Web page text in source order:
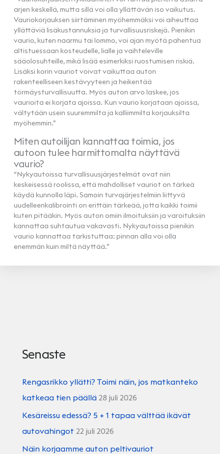
arjen keskellä, mutta sillä voi olla yllättävän iso vaikutus.
Vauriokorjauksen siirtäminen myöhemmäksi voi aiheuttaa
yllättäviä lisäkustannuksia ja turvallisuusriskejä. Pienikin
vaurio, kuten naarmu tai lommo, voi ajan myötä pahentua
altistuessaan kosteudelle, lialle ja vaihteleville
sääolosuhteille, mikä lisää esimerkiksi ruostumisen riskiä.
Lisäksi korin vauriot voivat vaikuttaa auton
rakenteelliseen kestävyyteen ja heikentää
törmäysturvallisuutta. Myös auton arvo laskee, jos
vaurioita ei korjata ajoissa. Kun vaurio korjataan ajoissa,
vältytään usein suuremmilta ja kalliimmilta korjauksilta
myöhemmin.”
Miten autoilijan kannattaa toimia, jos
autoon tulee harmittomalta näyttävä
vaurio?
“Nykyautoissa turvallisuusjärjestelmät ovat niin
keskeisessä roolissa, että mahdolliset vauriot on tärkeä
käydä kunnolla läpi. Samoin turvajärjestelmiin liittyvä
uudelleenkalibrointi on erittäin tärkeää, jotta kaikki toimii
kuten pitääkin. Myös auton omiin ilmoituksiin ja varoituksiin
kannattaa suhtautua vakavasti. Nykyautoissa pienikin
vaurio kannattaa tarkistuttaa: pinnan alla voi olla
enemmän kuin miltä näyttää.”
Senaste
Rengasrikko yllätti? Toimi näin, jos matkanteko
katkeaa tien päällä 28 juli 2026
Kesäreissu edessä? 5 + 1 tapaa välttää ikävät
autovahingot 22 juli 2026
Näin korjaamme auton peltivauriot